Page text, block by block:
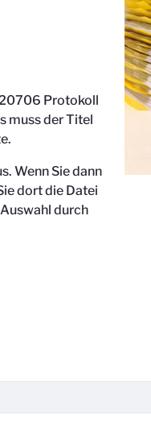
Protokoll
muss der Titel
Wenn Sie dann
dort die Datei
durch